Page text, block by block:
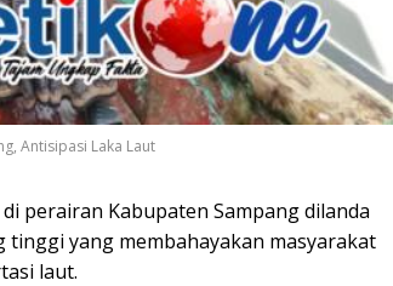
Antisipasi Laka Laut
perairan Kabupaten Sampang dilanda
yang membahayakan masyarakat
laut.